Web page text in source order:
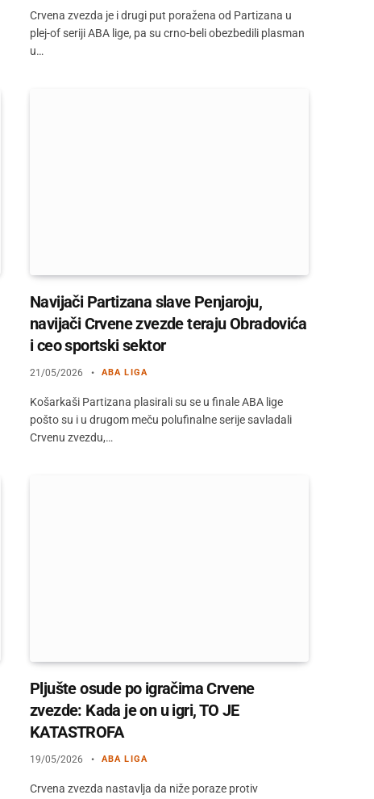
Crvena zvezda je i drugi put poražena od Partizana u
plej-of seriji ABA lige, pa su crno-beli obezbedili plasman
u…
Navijači Partizana slave Penjaroju,
navijači Crvene zvezde teraju Obradovića
i ceo sportski sektor
21/05/2026 ABA LIGA
Košarkaši Partizana plasirali su se u finale ABA lige
pošto su i u drugom meču polufinalne serije savladali
Crvenu zvezdu,…
Pljušte osude po igračima Crvene
zvezde: Kada je on u igri, TO JE
KATASTROFA
19/05/2026 ABA LIGA
Crvena zvezda nastavlja da niže poraze protiv